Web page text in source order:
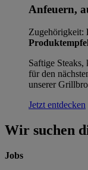
Anfeuern,
Zugehörigkeit:
Saftige Steaks,
für den
unserer
Jetzt entdecken
Wir suchen
Jobs